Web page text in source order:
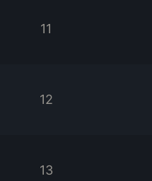
11
12
13